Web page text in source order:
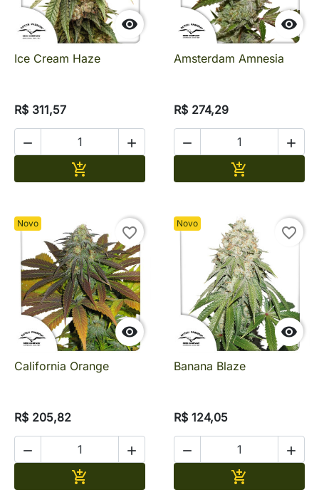

Ice Cream Haze
R$ 311,57
 


Amsterdam Amnesia
R$ 274,29
 

Novo

favorite_border
California Orange
R$ 205,82
 

Novo

favorite_border
Banana Blaze
R$ 124,05
 
